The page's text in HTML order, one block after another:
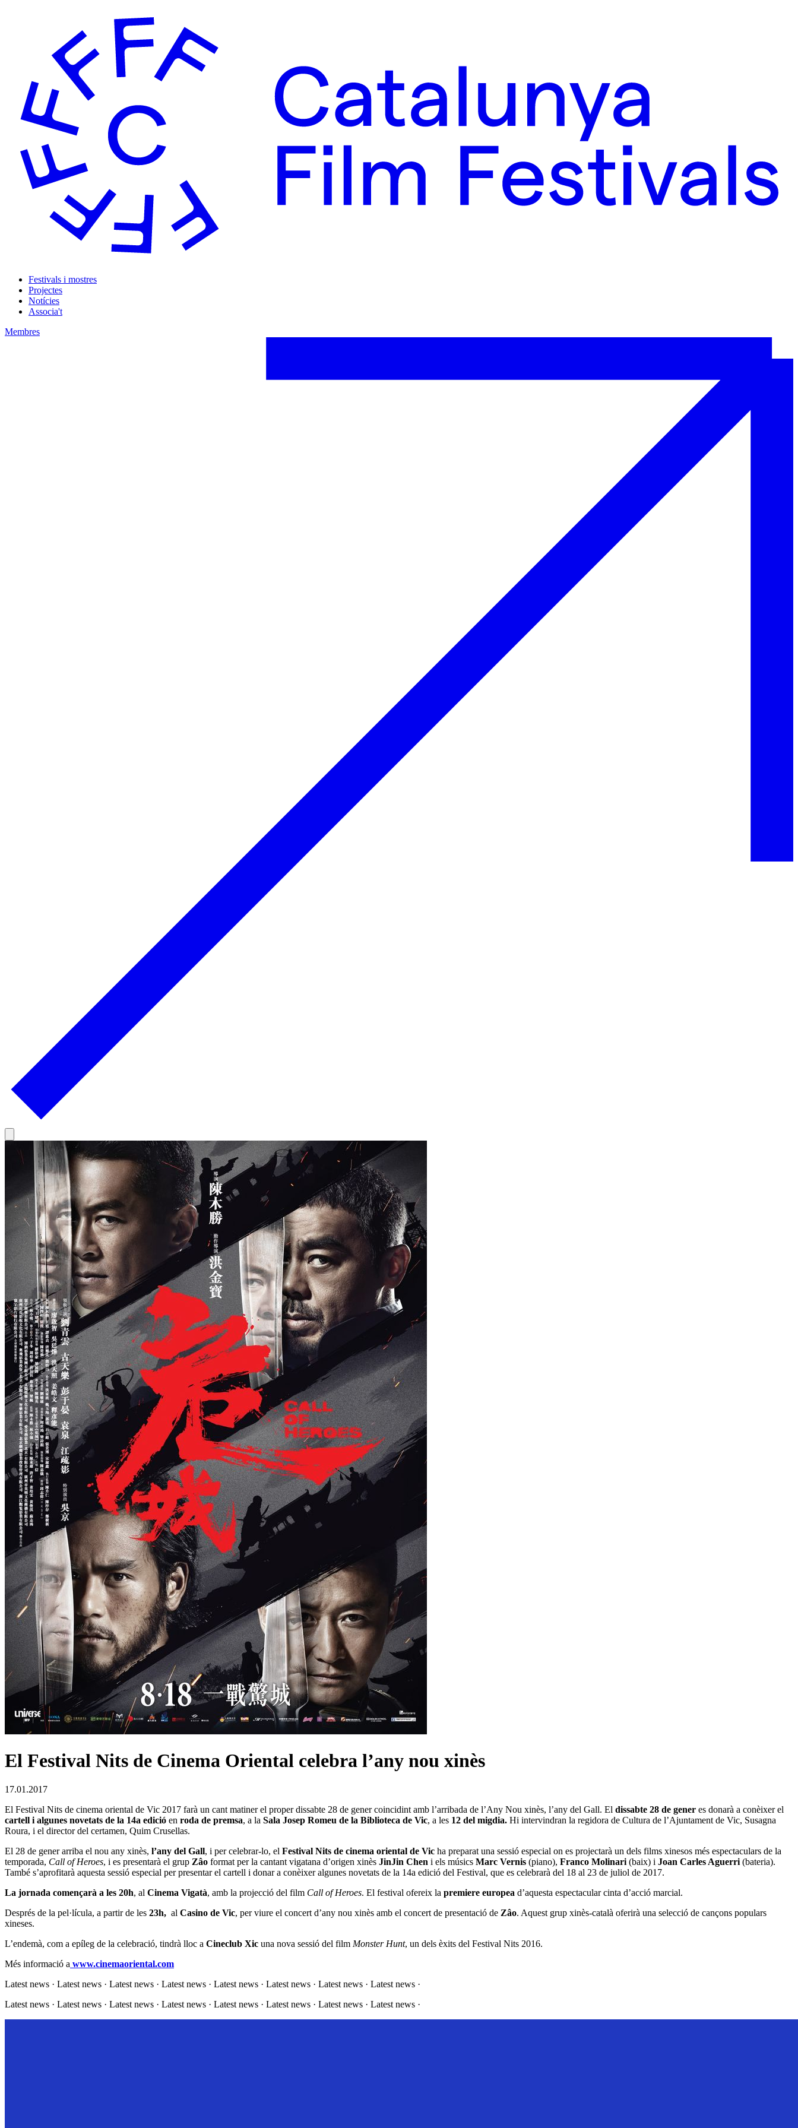
Festivals i mostres
Projectes
Notícies
Associa't
Membres
El Festival Nits de Cinema Oriental celebra l’any nou xinès
17.01.2017
El Festival Nits de cinema oriental de Vic 2017 farà un cant matiner el proper dissabte 28 de gener coincidint amb l’arribada de l’Any Nou xinès, l’any del Gall. El dissabte 28 de gener es donarà a conèixer el
cartell i algunes novetats de la 14a edició en roda de premsa, a la Sala Josep Romeu de la Biblioteca de Vic, a les 12 del migdia. Hi intervindran la regidora de Cultura de l’Ajuntament de Vic, Susagna
Roura, i el director del certamen, Quim Crusellas.
El 28 de gener arriba el nou any xinès, l’any del Gall, i per celebrar-lo, el Festival Nits de cinema oriental de Vic ha preparat una sessió especial on es projectarà un dels films xinesos més espectaculars de la
temporada, Call of Heroes, i es presentarà el grup Zâo format per la cantant vigatana d’origen xinès JinJin Chen i els músics Marc Vernis (piano), Franco Molinari (baix) i Joan Carles Aguerri (bateria).
També s’aprofitarà aquesta sessió especial per presentar el cartell i donar a conèixer algunes novetats de la 14a edició del Festival, que es celebrarà del 18 al 23 de juliol de 2017.
La jornada començarà a les 20h, al Cinema Vigatà, amb la projecció del film Call of Heroes. El festival ofereix la premiere europea d’aquesta espectacular cinta d’acció marcial.
Després de la pel·lícula, a partir de les 23h, al Casino de Vic, per viure el concert d’any nou xinès amb el concert de presentació de Zâo. Aquest grup xinès-català oferirà una selecció de cançons populars
xineses.
L’endemà, com a epíleg de la celebració, tindrà lloc a Cineclub Xic una nova sessió del film Monster Hunt, un dels èxits del Festival Nits 2016.
Més informació a www.cinemaoriental.com
Latest news · Latest news · Latest news · Latest news · Latest news · Latest news · Latest news · Latest news ·
Latest news · Latest news · Latest news · Latest news · Latest news · Latest news · Latest news · Latest news ·